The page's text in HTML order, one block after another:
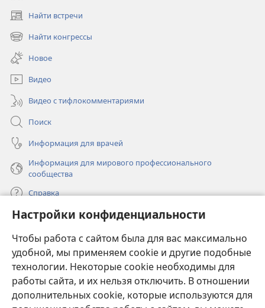
Настройки конфиденциальности
Чтобы работа с сайтом была для вас максимально
удобной, мы применяем cookie и другие подобные
технологии. Некоторые cookie необходимы для
работы сайта, и их нельзя отключить. В отношении
дополнительных cookie, которые используются для
Найти встречи
(открывается
в
новом
окне)
Найти конгрессы
(открывается
новом
окне)
Новое
Видео
Видео с тифлокомментариями
Поиск
Информация для врачей
Информация для мирового профессионального
сообщества
Справка
Пожертвования
в
новом
окне)
ОНЛАЙН-БИБЛИОТЕКА Сторожевой башни
(открывается
новом
окне)
JW Hub®
(открывается
в
®